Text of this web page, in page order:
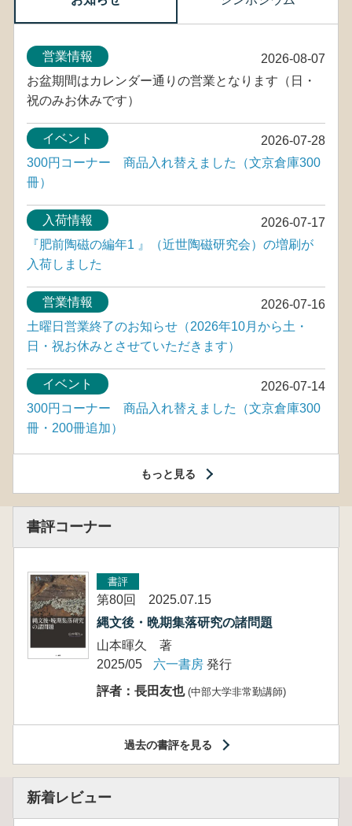
2026-08-07
営業情報
お盆期間はカレンダー通りの営業となります（日・
祝のみお休みです）
2026-07-28
イベント
300円コーナー 商品入れ替えました（文京倉庫300
冊）
2026-07-17
入荷情報
『肥前陶磁の編年1 』（近世陶磁研究会）の増刷が
入荷しました
2026-07-16
営業情報
土曜日営業終了のお知らせ（2026年10月から土・
日・祝お休みとさせていただきます）
2026-07-14
イベント
300円コーナー 商品入れ替えました（文京倉庫300
冊・200冊追加）
もっと見る
書評コーナー
書評
第80回 2025.07.15
縄文後・晩期集落研究の諸問題
山本暉久 著
2025/05
六一書房 発行
評者：長田友也 (中部大学非常勤講師)
過去の書評を見る
新着レビュー